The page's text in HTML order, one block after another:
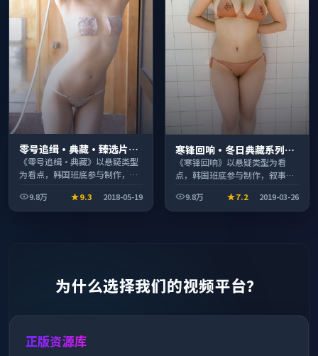
零号追缉·典藏·臻选片单
推荐画质清晰观看流畅
《零号追缉·典藏》以悬疑类型
为看点，韩国班底参与制作，叙
段观看。
9.8万 9.3 2018-05-19
寒锋回响·冬日典藏系列温
情叙事引人入胜
《寒锋回响》以悬疑类型为看
点，韩国班底参与制作，叙事完
看。9.8万 7.2 2019-03-26
为什么选择我们的视频平台？
正版资源库